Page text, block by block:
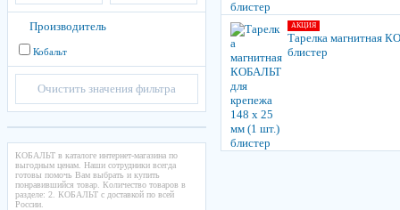
Производитель
Кобальт
Очистить значения фильтра
КОБАЛЬТ в каталоге интернет-магазина по
выгодным ценам. Наши сотрудники всегда
готовы помочь Вам выбрать и купить
понравившийся товар. Количество товаров в
разделе: 2. КОБАЛЬТ с доставкой по всей
России.
АКЦИЯ
Тарелка магнитная
блистер